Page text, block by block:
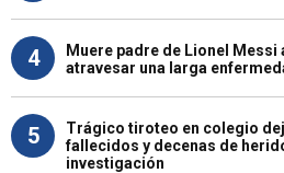
4
Muere padre de Lionel Messi
atravesar una larga
5
Trágico tiroteo en colegio
fallecidos y decenas de
investigación